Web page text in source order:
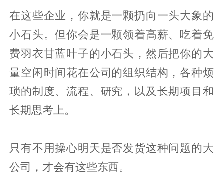
在这些企业，你就是一颗扔向一头大象的
小石头。但你会是一颗领着高薪、吃着免
费羽衣甘蓝叶子的小石头，然后把你的大
量空闲时间花在公司的组织结构，各种烦
琐的制度、流程、研究，以及长期项目和
长期思考上。
只有不用操心明天是否发货这种问题的大
公司，才会有这些东西。